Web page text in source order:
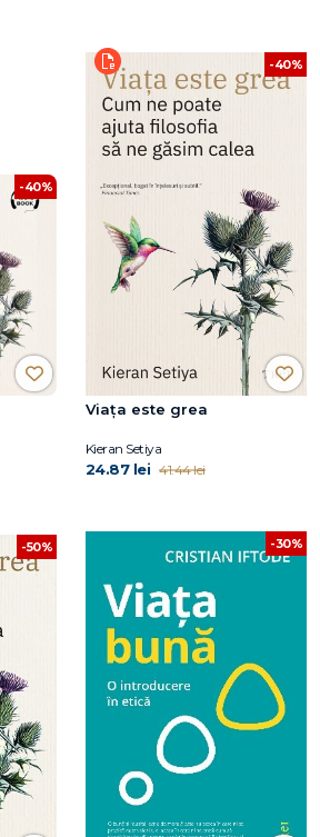
-40%
-40%
Viața este grea
Kieran Setiya
24.87 lei 41.44 lei
-50% -30%